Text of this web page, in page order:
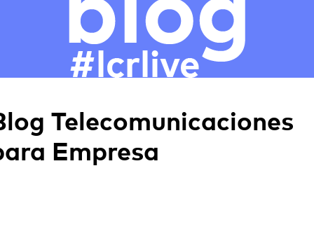
Telecomunicaciones
Empresa